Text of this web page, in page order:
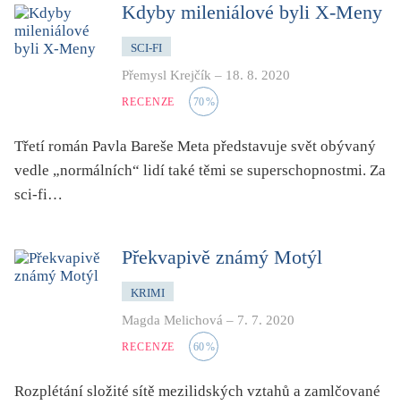
Kdyby mileniálové byli X-Meny
SCI-FI
Přemysl Krejčík – 18. 8. 2020
RECENZE 70%
Třetí román Pavla Bareše Meta představuje svět obývaný
vedle „normálních“ lidí také těmi se superschopnostmi. Za
sci-fi…
Překvapivě známý Motýl
KRIMI
Magda Melichová – 7. 7. 2020
RECENZE 60%
Rozplétání složité sítě mezilidských vztahů a zamlčované